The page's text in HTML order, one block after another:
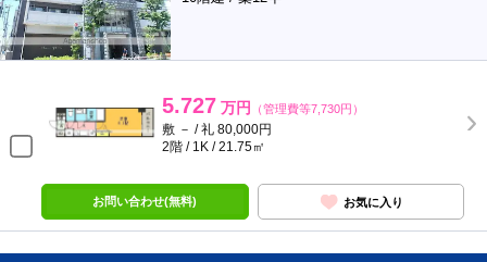
5.727 万円 （管理費等7,730円）
敷 － / 礼 80,000円
2階 / 1K / 21.75㎡
お問い合わせ(無料) お気に入り